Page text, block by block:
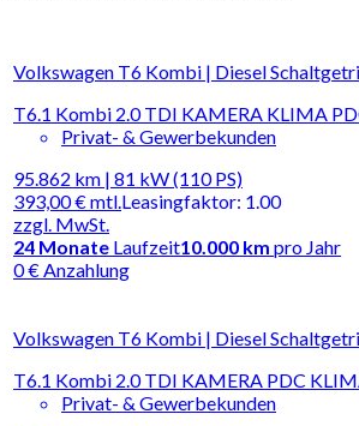
Volkswagen T6 Kombi | Diesel
T6.1 Kombi 2.0 TDI KAMERA KLIMA
Privat- & Gewerbekunden
95.862 km | 81 kW (110 PS)
393,00 €mtl.
zzgl. MwSt.
Leasingfaktor: 1.00
24 Monate Laufzeit10.000 km pro Jahr
0 € Anzahlung
Volkswagen T6 Kombi | Diesel
T6.1 Kombi 2.0 TDI KAMERA PDC
Privat- & Gewerbekunden